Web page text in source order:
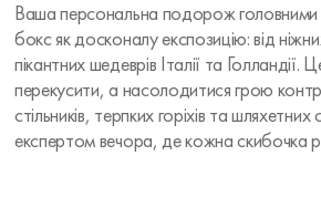
Ваша персональна подорож головними
бокс як досконалу експозицію: від
пікантних шедеврів Італії та
перекусити, а насолодитися грою
стільників, терпких горіхів та
експертом вечора, де кожна скибочка